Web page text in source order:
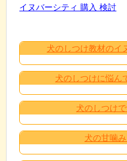
イヌバーシティ 購入 検討
犬のしつけ教材のイ
犬のしつけに悩ん
犬のしつけ
犬の甘噛